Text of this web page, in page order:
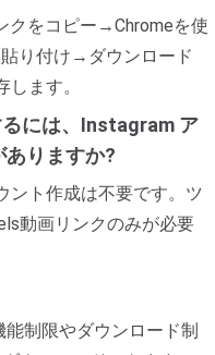
クをコピー→Chromeを使
り付け→ダウンロード
ます。
には、Instagram ア
ありますか?
ント作成は不要です。ツ
動画リンクのみが必要
能制限やダウンロード制